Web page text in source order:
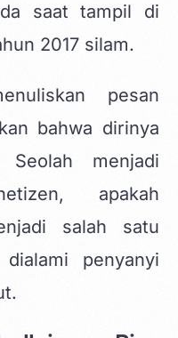
saat tampil di
2017 silam.
pesan
bahwa dirinya
menjadi
apakah
salah satu
penyanyi